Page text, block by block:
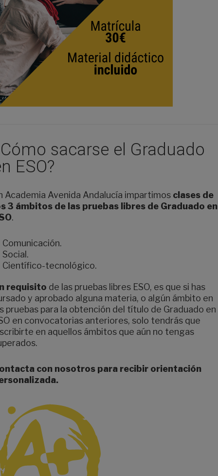
sacarse el Graduado
ESO?
Academia Avenida Andalucía impartimos clases de
3 ámbitos de las pruebas libres de Graduado en
.
Comunicación.
Social.
Científico-tecnológico.
requisito de las pruebas libres ESO, es que si has
y aprobado alguna materia, o algún ámbito en
pruebas para la obtención del título de Graduado en
en convocatorias anteriores, solo tendrás que
en aquellos ámbitos que aún no tengas
con nosotros para recibir orientación